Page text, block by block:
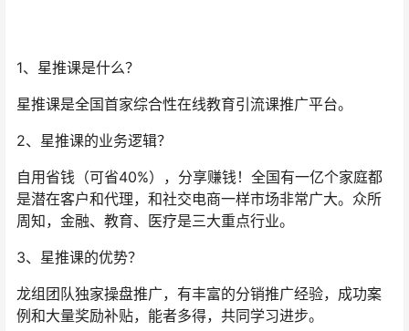
1、星推课是什么？
星推课是全国首家综合性在线教育引流课推广平台。
2、星推课的业务逻辑？
自用省钱（可省40%），分享赚钱！全国有一亿个家庭都
是潜在客户和代理，和社交电商一样市场非常广大。众所
周知，金融、教育、医疗是三大重点行业。
3、星推课的优势？
龙组团队独家操盘推广，有丰富的分销推广经验，成功案
例和大量奖励补贴，能者多得，共同学习进步。